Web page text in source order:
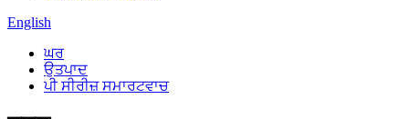
English
ਘਰ
ਉਤਪਾਦ
ਪੀ ਸੀਰੀਜ਼ ਸਮਾਰਟਵਾਚ